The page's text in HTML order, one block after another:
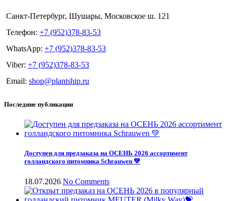
Санкт-Петербург, Шушары, Московское ш. 121
Телефон: +7 (952)378-83-53
WhatsApp: +7 (952)378-83-53
Viber: +7 (952)378-83-53
Email: shop@plantship.ru
Последние публикации
Доступен для предзаказа на ОСЕНЬ 2026 ассортимент
голландского питомника Schrauwen 💚
18.07.2026 No Comments